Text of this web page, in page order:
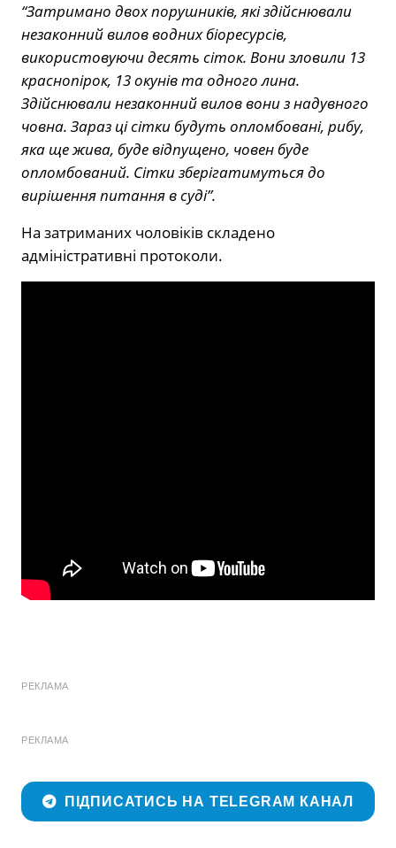
“Затримано двох порушників, які здійснювали
незаконний вилов водних біоресурсів,
використовуючи десять сіток. Вони зловили 13
краснопірок, 13 окунів та одного лина.
Здійснювали незаконний вилов вони з надувного
човна. Зараз ці сітки будуть опломбовані, рибу,
яка ще жива, буде відпущено, човен буде
опломбований. Сітки зберігатимуться до
вирішення питання в суді”.
На затриманих чоловіків складено
адміністративні протоколи.
РЕКЛАМА
РЕКЛАМА
ПІДПИСАТИСЬ НА TELEGRAM КАНАЛ